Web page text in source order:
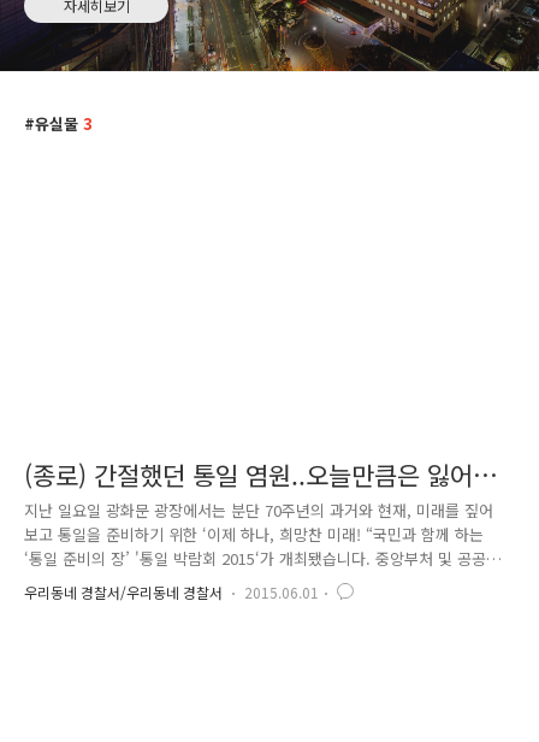
자세히보기
유실물 3
(종로) 간절했던 통일 염원..오늘만큼은 잃어버
린 가방 염원
지난 일요일 광화문 광장에서는 분단 70주년의 과거와 현재, 미래를 짚어
보고 통일을 준비하기 위한 ‘이제 하나, 희망찬 미래! “국민과 함께 하는
‘통일 준비의 장’ '통일 박람회 2015‘가 개최됐습니다. 중앙부처 및 공공기
관, 민간단체 등 160여 개 기관이 참가한 큰 행사로 많은 사람이 운집한 만
큼 우리 세종로 파출소 직원들도 광화문광장으로 출동~ 행사장 배치도를
우리동네 경찰서/우리동네 경찰서 2015.06.01